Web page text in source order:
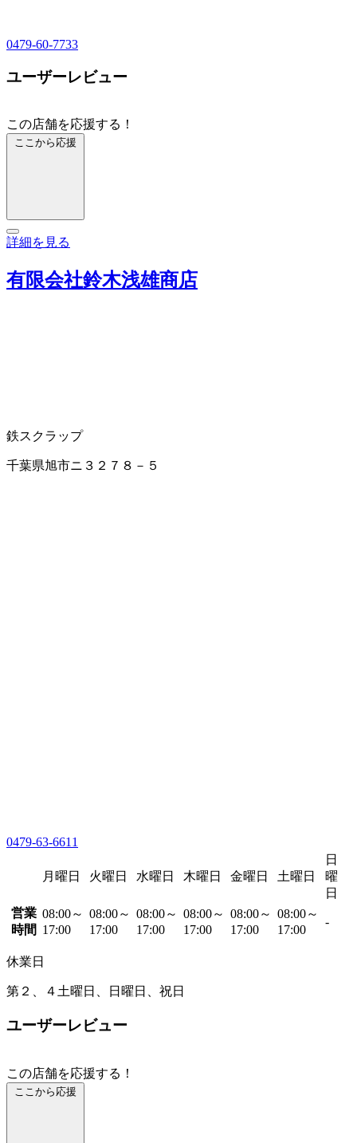
0479-60-7733
ユーザーレビュー
この店舗を応援する！
ここから応援
詳細を見る
有限会社鈴木浅雄商店
鉄スクラップ
千葉県旭市ニ３２７８－５
0479-63-6611
月曜日 火曜日 水曜日 木曜日 金曜日 土曜日
日
曜
日
営業
時間
08:00～
17:00
08:00～
17:00
08:00～
17:00
08:00～
17:00
08:00～
17:00
08:00～
17:00
-
休業日
第２、４土曜日、日曜日、祝日
ユーザーレビュー
この店舗を応援する！
ここから応援